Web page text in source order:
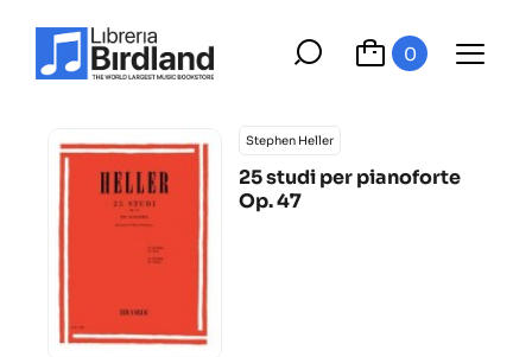
0
Stephen Heller
25 studi per pianoforte
Op. 47